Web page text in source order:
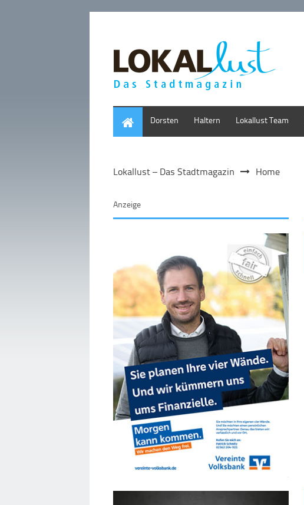
Dorsten Haltern Lokallust Team
Lokallust – Das Stadtmagazin Home
Anzeige